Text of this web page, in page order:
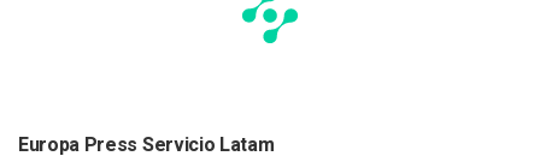
Europa Press Servicio Latam